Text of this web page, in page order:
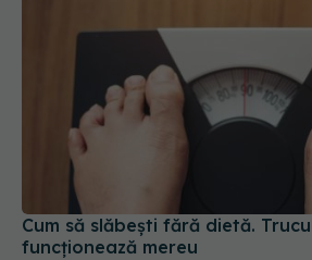
Cum să slăbești fără dietă.
funcționează mereu